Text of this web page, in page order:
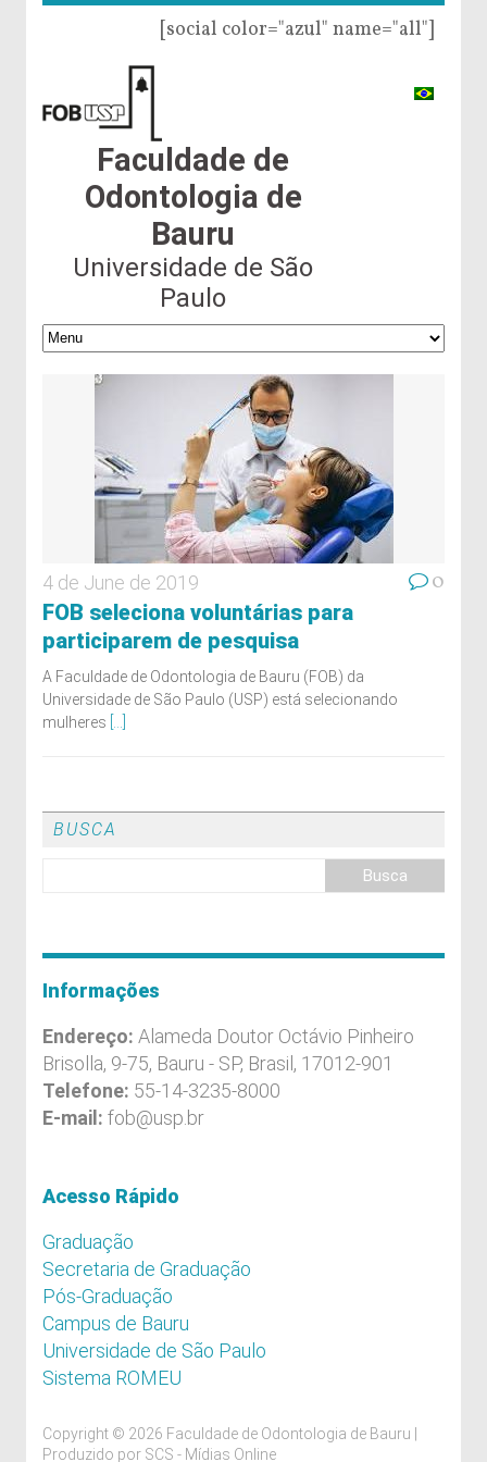
[social color="azul" name="all"]
Faculdade de
Odontologia de
Bauru
Universidade de São
Paulo
4 de June de 2019 0
FOB seleciona voluntárias para
participarem de pesquisa
A Faculdade de Odontologia de Bauru (FOB) da
Universidade de São Paulo (USP) está selecionando
mulheres
BUSCA
Informações
Endereço: Alameda Doutor Octávio Pinheiro
Brisolla, 9-75, Bauru - SP, Brasil, 17012-901
Telefone: 55-14-3235-8000
E-mail: fob@usp.br
Acesso Rápido
Graduação
Secretaria de Graduação
Pós-Graduação
Campus de Bauru
Universidade de São Paulo
Sistema ROMEU
Copyright © 2026 Faculdade de Odontologia de Bauru |
Produzido por SCS - Mídias Online